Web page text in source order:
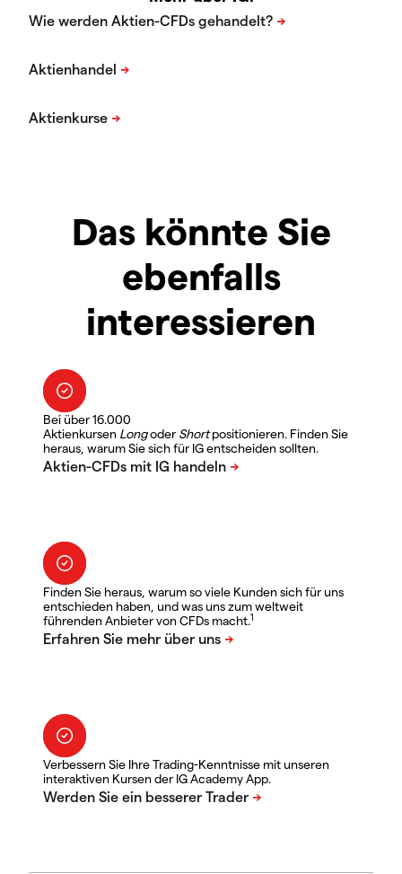
Das könnte Sie
ebenfalls
interessieren
Bei über 16.000
Aktienkursen LongoderShortpositionieren. Finden Sie
heraus, warum Sie sich für IG entscheiden sollten.
Finden Sie heraus, warum so viele Kunden sich für uns
entschieden haben, und was uns zum weltweit
führenden Anbieter von CFDs macht.1
Verbessern Sie Ihre Trading-Kenntnisse mit unseren
interaktiven Kursen der IG Academy App.